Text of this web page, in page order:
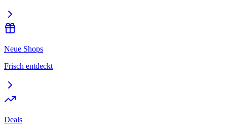
Neue Shops
Frisch entdeckt
Deals